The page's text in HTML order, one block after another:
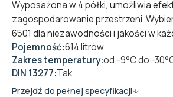
Wyposażona w 4 półki, umożliwia
zagospodarowanie przestrzeni.
6501 dla niezawodności i jakości w
Pojemność:614 litrów
Zakres temperatury:od -9°C do -
DIN 13277:Tak
Przejdź do pełnej specyfikacji